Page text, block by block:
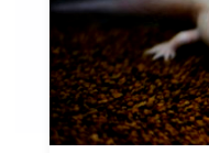
18/12/2024